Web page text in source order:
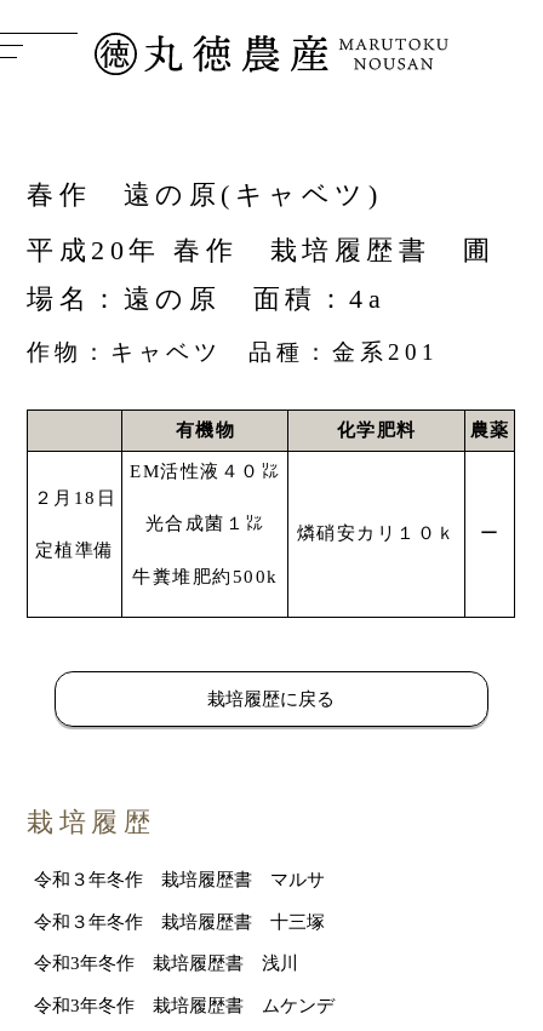
春作 遠の原(キャベツ)
平成20年 春作 栽培履歴書 圃
場名：遠の原 面積：4a
作物：キャベツ 品種：金系201
有機物 化学肥料 農薬
２月18日
定植準備
EM活性液４０㍑
光合成菌１㍑
牛糞堆肥約500k
燐硝安カリ１０ｋ ー
栽培履歴に戻る
栽培履歴
令和３年冬作 栽培履歴書 マルサ
令和３年冬作 栽培履歴書 十三塚
令和3年冬作 栽培履歴書 浅川
令和3年冬作 栽培履歴書 ムケンデ